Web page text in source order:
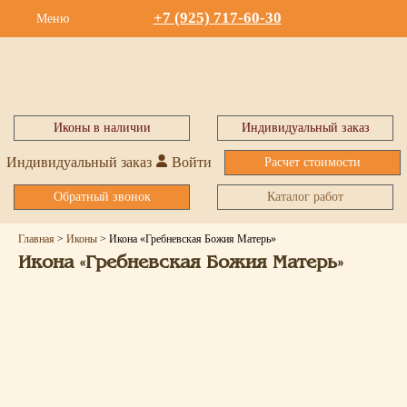
Меню +7 (925) 717-60-30
Иконы в наличии Индивидуальный заказ
Индивидуальный заказ Войти Расчет стоимости
Обратный звонок Каталог работ
Главная > Иконы > Икона «Гребневская Божия Матерь»
Икона «Гребневская Божия Матерь»